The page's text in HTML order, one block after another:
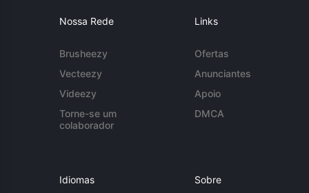
Nossa Rede
Brusheezy
Vecteezy
Videezy
Torne-se um
colaborador
Links
Ofertas
Anunciantes
Apoio
DMCA
Idiomas Sobre